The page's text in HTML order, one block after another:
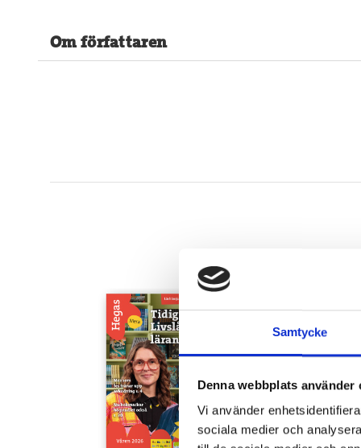
Samtycke
Denna webbplats använder
Vi använder
sociala medier och
Om författaren